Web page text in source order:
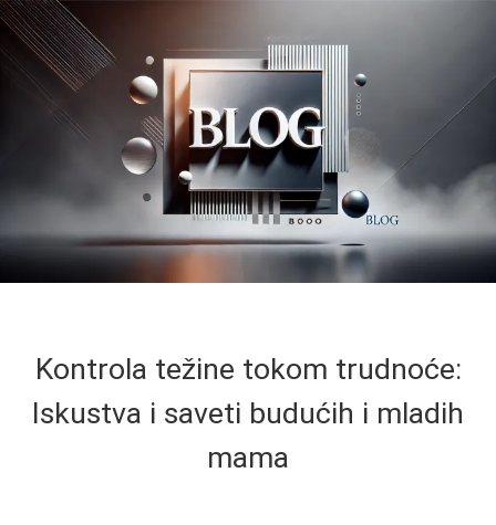
Kontrola težine tokom trudnoće:
Iskustva i saveti budućih i mladih
mama